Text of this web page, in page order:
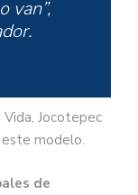
van”,
Vida, Jocotepec
modelo.
de